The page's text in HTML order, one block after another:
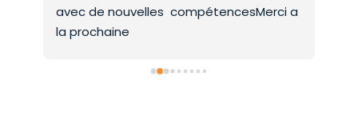
avec de nouvelles  compétencesMerci a
la prochaine